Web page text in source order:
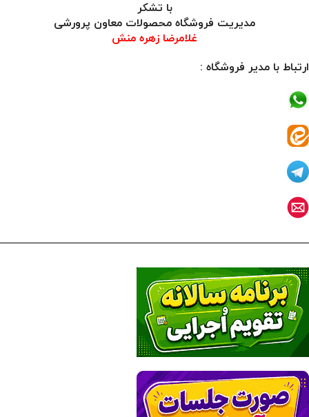
با تشکر
مدیریت فروشگاه محصولات معاون پرورشی
غلامرضا زهره منش
ارتباط با مدیر فروشگاه :